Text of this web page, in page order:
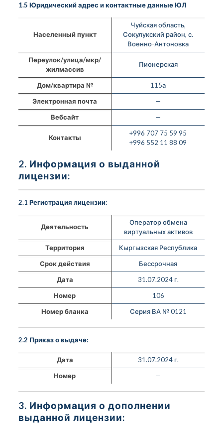
1.5 Юридический адрес и контактные данные ЮЛ
Населенный пункт
Чуйская область,
Сокулукский район, с.
Военно-Антоновка
Переулок/улица/мкр/
жилмассив
Пионерская
Дом/квартира №
115а
Электронная почта
—
Вебсайт
—
Контакты
+996 707 75 59 95
+996 552 11 88 09
2. Информация о выданной
лицензии:
2.1 Регистрация лицензии:
Деятельность
Оператор обмена
виртуальных активов
Территория
Кыргызская Республика
Срок действия
Бессрочная
Дата
31.07.2024 г.
Номер
106
Номер бланка
Серия ВА № 0121
2.2 Приказ о выдаче:
Дата
31.07.2024 г.
Номер
—
3. Информация о дополнении
выданной лицензии: